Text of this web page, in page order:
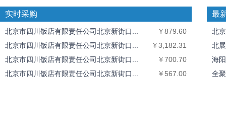
实时采购
北京市四川饭店有限责任公司北京新街口...
￥879.60
北京市四川饭店有限责任公司北京新街口...
￥3,182.31
北京市四川饭店有限责任公司北京新街口...
￥700.70
北京市四川饭店有限责任公司北京新街口...
￥567.00
最
北
北
海
全